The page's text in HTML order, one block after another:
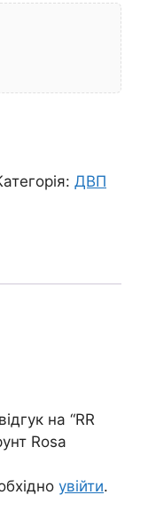
ДВП
на “RR
Rosa
увійти.